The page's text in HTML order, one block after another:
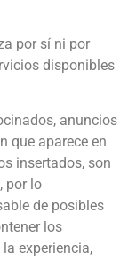
por sí ni por
disponibles
anuncios
que aparece en
insertados, son
por lo
de posibles
los
experiencia,